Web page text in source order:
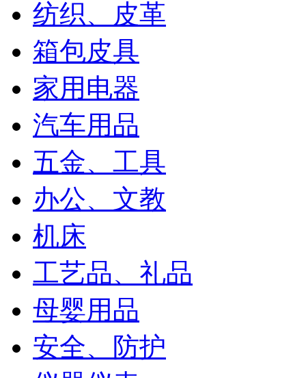
纺织、皮革
箱包皮具
家用电器
汽车用品
五金、工具
办公、文教
机床
工艺品、礼品
母婴用品
安全、防护